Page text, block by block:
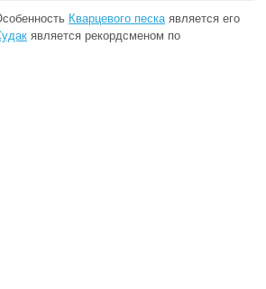
Кварцевого пескаявляется его
является рекордсменом по